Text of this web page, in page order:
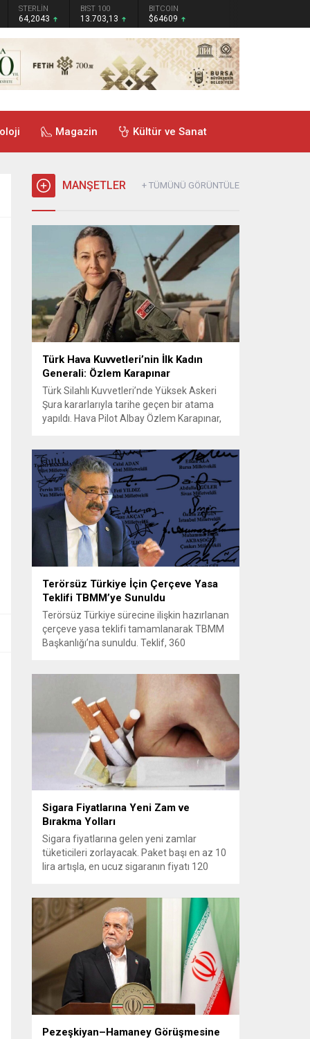
STERLİN
64,2043
BIST 100
13.703,13
BITCOIN
$64609
Magazin Kültür ve Sanat
MANŞETLER + TÜMÜNÜ GÖRÜNTÜLE
Türk Hava Kuvvetleri’nin İlk Kadın
Generali: Özlem Karapınar
Türk Silahlı Kuvvetleri’nde Yüksek Askeri
Şura kararlarıyla tarihe geçen bir atama
yapıldı. Hava Pilot Albay Özlem Karapınar,
Kuvvetleri’nde general rütbesine erişen ilk
kadın subay oldu. Bu terfi, kadınların askeri
komuta kademelerindeki temsiliyetinin
güçlenmesi açısından önemli bir işaret
niteliği taşıyor. YAŞ toplantısında...
Terörsüz Türkiye İçin Çerçeve Yasa
Teklifi TBMM’ye Sunuldu
Terörsüz Türkiye sürecine ilişkin hazırlanan
çerçeve yasa teklifi tamamlanarak TBMM
Başkanlığı’na sunuldu. Teklif, 360
grubundan milletvekillerinin desteğiyle
hazırlandı. Çerçeve düzenleme kısa süre
içinde Adalet Komisyonu’nda görüşülecek
ve Genel Kurul gündemine alınması
bekleniyor. Teklifin TBMM’de ele
alınmasıyla süreçte...
Sigara Fiyatlarına Yeni Zam ve
Bırakma Yolları
Sigara fiyatlarına gelen yeni zamlar
tüketicileri zorlayacak. Paket başı en az 10
lira artışla, en ucuz sigaranın fiyatı 120
Geçmişte Türkiye’de tütün politikalarını
şekillendiren düzenlemeler arasında
2008’de kapalı alanlarda sigara yasağı,
2013’te araç içi yasak ve 2019’da düz
paket uygulamasına geçiş sayılabilir....
Pezeşkiyan–Hamaney Görüşmesine